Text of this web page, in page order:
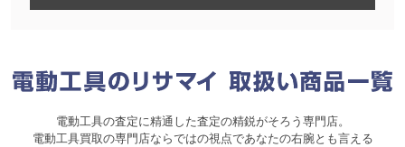
電動工具の査定に精通した査定の精鋭がそろう専門店。
電動工具買取の専門店ならではの視点であなたの右腕とも言える